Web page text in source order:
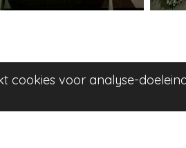
cookies voor analyse-